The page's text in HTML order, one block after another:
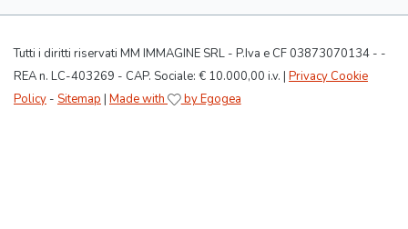
Tutti i diritti riservati MM IMMAGINE SRL - P.Iva e CF 03873070134 - -
REA n. LC-403269 - CAP. Sociale: € 10.000,00 i.v. | Privacy Cookie
Policy - Sitemap | Made with by Egogea